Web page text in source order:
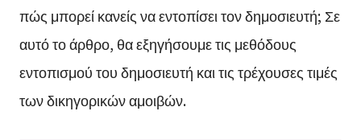
πώς μπορεί κανείς να εντοπίσει τον δημοσιευτή; Σε
αυτό το άρθρο, θα εξηγήσουμε τις μεθόδους
εντοπισμού του δημοσιευτή και τις τρέχουσες τιμές
των δικηγορικών αμοιβών.